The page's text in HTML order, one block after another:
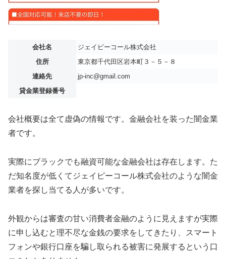
会社名
ジェイピーコール株式会社
住所
東京都千代田区岩本町３－５－８
連絡先
jp-inc@gmail.com
貸金業登録番号
会社概要は全て虚偽の情報です。金融会社を装った闇金業
者です。
実際にブラックでも融資可能な金融会社は存在します。た
だ知名度が低くてジェイピーコール株式会社のような闇金
業者を探し当てる人が多いです。
外観からは審査の甘い消費者金融のように見えますが実際
に申し込むと理不尽な金銭の要求をしてきたり、スマート
フォンや銀行口座を騙し取られる被害に発展するという口